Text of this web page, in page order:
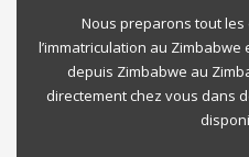
Nous preparons tout
l’immatriculation au
depuis Zimbabwe au
directement chez vous dans